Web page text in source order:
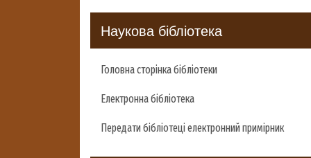
Наукова бібліотека
Головна сторінка бібліотеки
Електронна бібліотека
Передати бібліотеці електронний примірник